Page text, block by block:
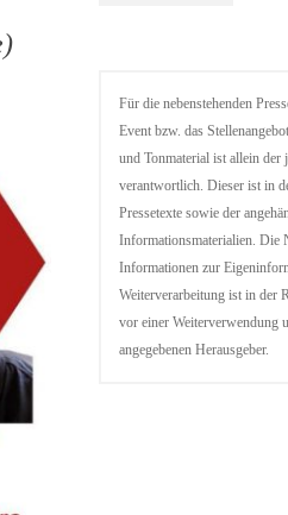
Für die nebenstehenden
Event bzw. das
und Tonmaterial ist allein der
verantwortlich. Dieser ist in
Pressetexte sowie der
Informationsmaterialien. Die
Informationen zur
Weiterverarbeitung ist in der
vor einer Weiterverwendung
angegebenen Herausgeber.